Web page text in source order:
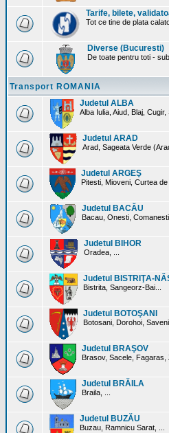
Tarife, bilete,
Tot ce tine de plata
Diverse (Bucuresti)
De toate pentru toti -
Transport ROMANIA
Judetul ALBA
Alba Iulia, Aiud, Blaj, Cugir,
Judetul ARAD
Arad, Sageata Verde
Judetul ARGEŞ
Pitesti, Mioveni, Curtea
Judetul BACĂU
Bacau, Onesti,
Judetul BIHOR
Oradea, ...
Judetul BISTRIŢA-
Bistrita, Sangeorz-Bai...
Judetul BOTOŞANI
Botosani, Dorohoi, Saveni,
Judetul BRAŞOV
Brasov, Sacele, Fagaras,
Judetul BRĂILA
Braila, ...
Judetul BUZĂU
Buzau, Ramnicu Sarat, ...